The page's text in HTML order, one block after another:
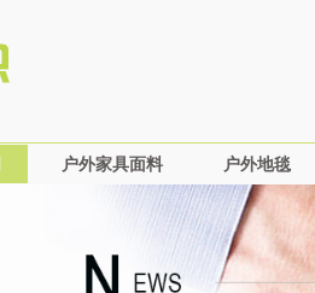
户外家具面料 户外地毯
涤纶
混织
户外地毯